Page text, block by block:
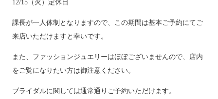
12/15（火）定休日
課長が一人体制となりますので、この期間は基本ご予約にてご
来店いただけますと幸いです。
また、ファッションジュエリーはほぼございませんので、店内
をご覧になりたい方は御注意ください。
ブライダルに関しては通常通りご予約いただけます。